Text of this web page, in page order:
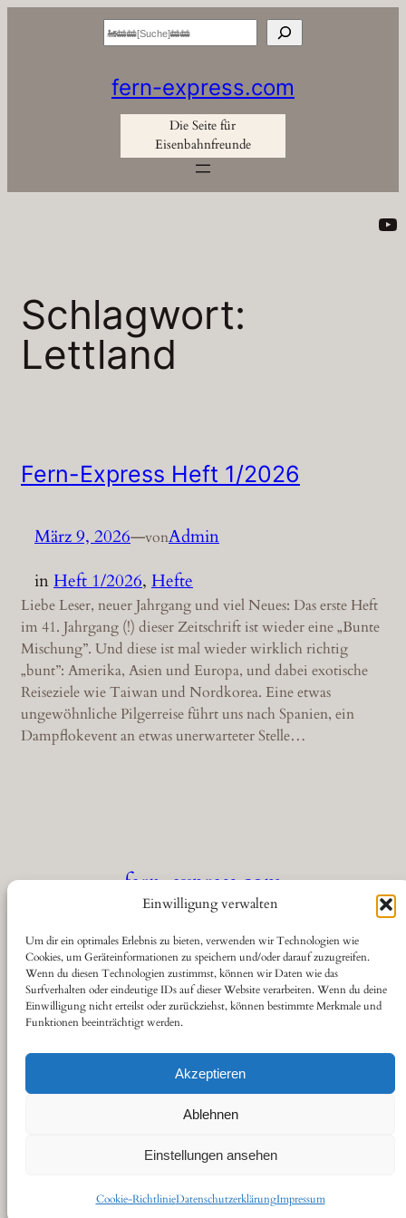
Einwilligung verwalten
Um dir ein optimales Erlebnis zu bieten, verwenden wir Technologien wie
Cookies, um Geräteinformationen zu speichern und/oder darauf zuzugreifen.
Wenn du diesen Technologien zustimmst, können wir Daten wie das
Surfverhalten oder eindeutige IDs auf dieser Website verarbeiten. Wenn du deine
Einwilligung nicht erteilst oder zurückziehst, können bestimmte Merkmale und
Funktionen beeinträchtigt werden.
Akzeptieren
Ablehnen
Einstellungen ansehen
Cookie-RichtlinieDatenschutzerklärungImpressum
Suchen
fern-express.com
Die Seite für
Eisenbahnfreunde
Schlagwort:
Lettland
Fern-Express Heft 1/2026
März 9, 2026—vonAdmin
inHeft 1/2026, Hefte
Liebe Leser, neuer Jahrgang und viel Neues: Das erste Heft
im 41. Jahrgang (!) dieser Zeitschrift ist wieder eine „Bunte
Mischung”. Und diese ist mal wieder wirklich richtig
„bunt”: Amerika, Asien und Europa, und dabei exotische
Reiseziele wie Taiwan und Nordkorea. Eine etwas
ungewöhnliche Pilgerreise führt uns nach Spanien, ein
Dampflok­event an etwas unerwarteter Stelle…
fern-express.com
Die Seite für Eisenbahnfreunde
Über
Kontakt
Datenschutz
Datenschutzerklärung
Haftungsausschluss
Impressum
Social
sitestoserve.de